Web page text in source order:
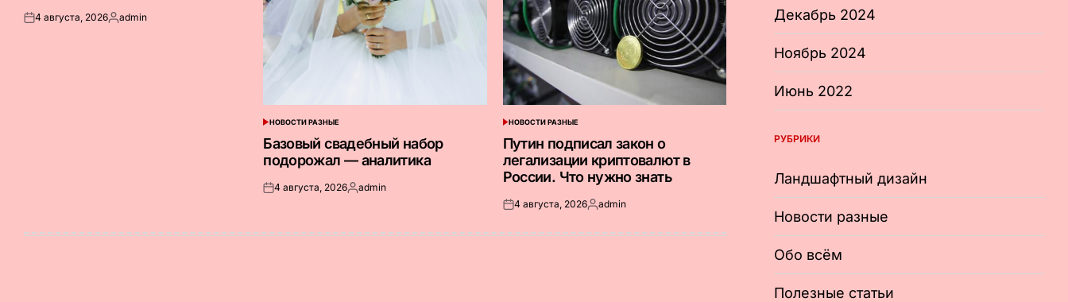
Опубликовано
4 августа, 2026Запись
admin
ОПУБЛИКОВАНО
В
НОВОСТИ РАЗНЫЕ
Базовый свадебный набор
подорожал — аналитика
Опубликовано
4 августа, 2026Запись
admin
ОПУБЛИКОВАНО
В
НОВОСТИ РАЗНЫЕ
Путин подписал закон о
легализации криптовалют в
России. Что нужно знать
Опубликовано
4 августа, 2026Запись
admin
Декабрь 2024
Ноябрь 2024
Июнь 2022
РУБРИКИ
Ландшафтный дизайн
Новости разные
Обо всём
Полезные статьи